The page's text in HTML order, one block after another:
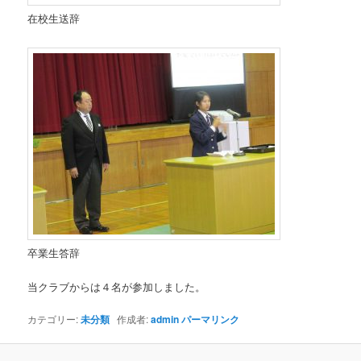
在校生送辞
卒業生答辞
当クラブからは４名が参加しました。
カテゴリー:未分類 作成者:adminパーマリンク